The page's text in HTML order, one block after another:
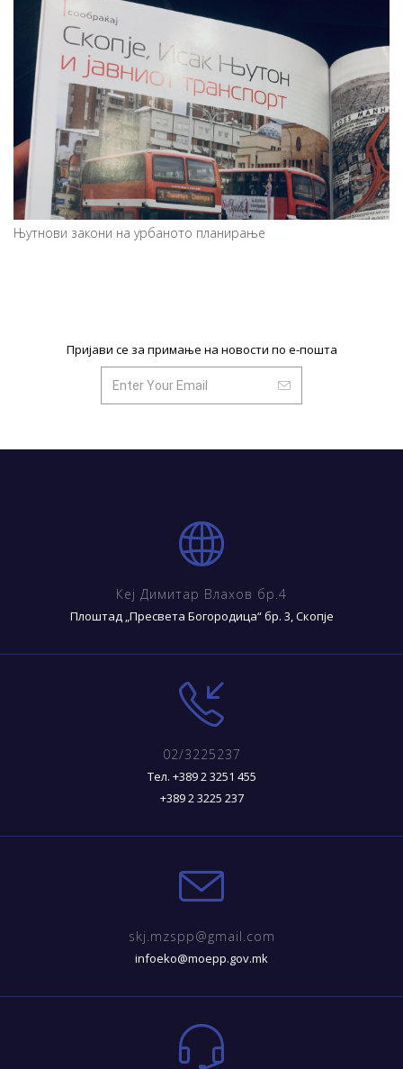
Њутнови закони на урбаното планирање
Пријави се за примање на новости по е-пошта
Кеј Димитар Влахов бр.4
Плоштад „Пресвета Богородица“ бр. 3, Скопје
02/3225237
Тел. +389 2 3251 455
+389 2 3225 237
skj.mzspp@gmail.com
infoeko@moepp.gov.mk